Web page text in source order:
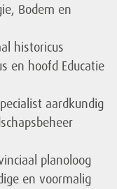
Bodem en
historicus
en hoofd Educatie
aardkundig
planoloog
en voormalig